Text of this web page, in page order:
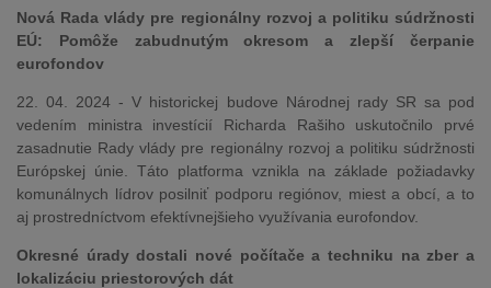
Nová Rada vlády pre regionálny rozvoj a politiku súdržnosti
EÚ: Pomôže zabudnutým okresom a zlepší čerpanie
eurofondov
22. 04. 2024 - V historickej budove Národnej rady SR sa pod
vedením ministra investícií Richarda Rašiho uskutočnilo prvé
zasadnutie Rady vlády pre regionálny rozvoj a politiku súdržnosti
Európskej únie. Táto platforma vznikla na základe požiadavky
komunálnych lídrov posilniť podporu regiónov, miest a obcí, a to
aj prostredníctvom efektívnejšieho využívania eurofondov.
Okresné úrady dostali nové počítače a techniku na zber a
lokalizáciu priestorových dát